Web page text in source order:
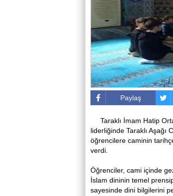
Paylaş
Taraklı İmam Hatip
liderliğinde Taraklı Aşağı
öğrencilere caminin
verdi.
Öğrenciler, cami içinde
İslam dininin temel
sayesinde dini bilgilerini